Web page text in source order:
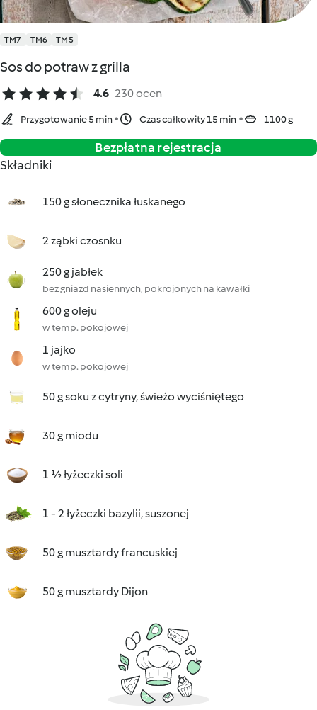
TM7 TM6 TM5
Sos do potraw z grilla
4.6 230 ocen
Przygotowanie 5 min Czas całkowity 15 min 1100 g
Bezpłatna rejestracja
Składniki
150 g słonecznika łuskanego
2 ząbki czosnku
250 g jabłek
bez gniazd nasiennych, pokrojonych na kawałki
600 g oleju
w temp. pokojowej
1 jajko
w temp. pokojowej
50 g soku z cytryny, świeżo wyciśniętego
30 g miodu
1 ½ łyżeczki soli
1 - 2 łyżeczki bazylii, suszonej
50 g musztardy francuskiej
50 g musztardy Dijon